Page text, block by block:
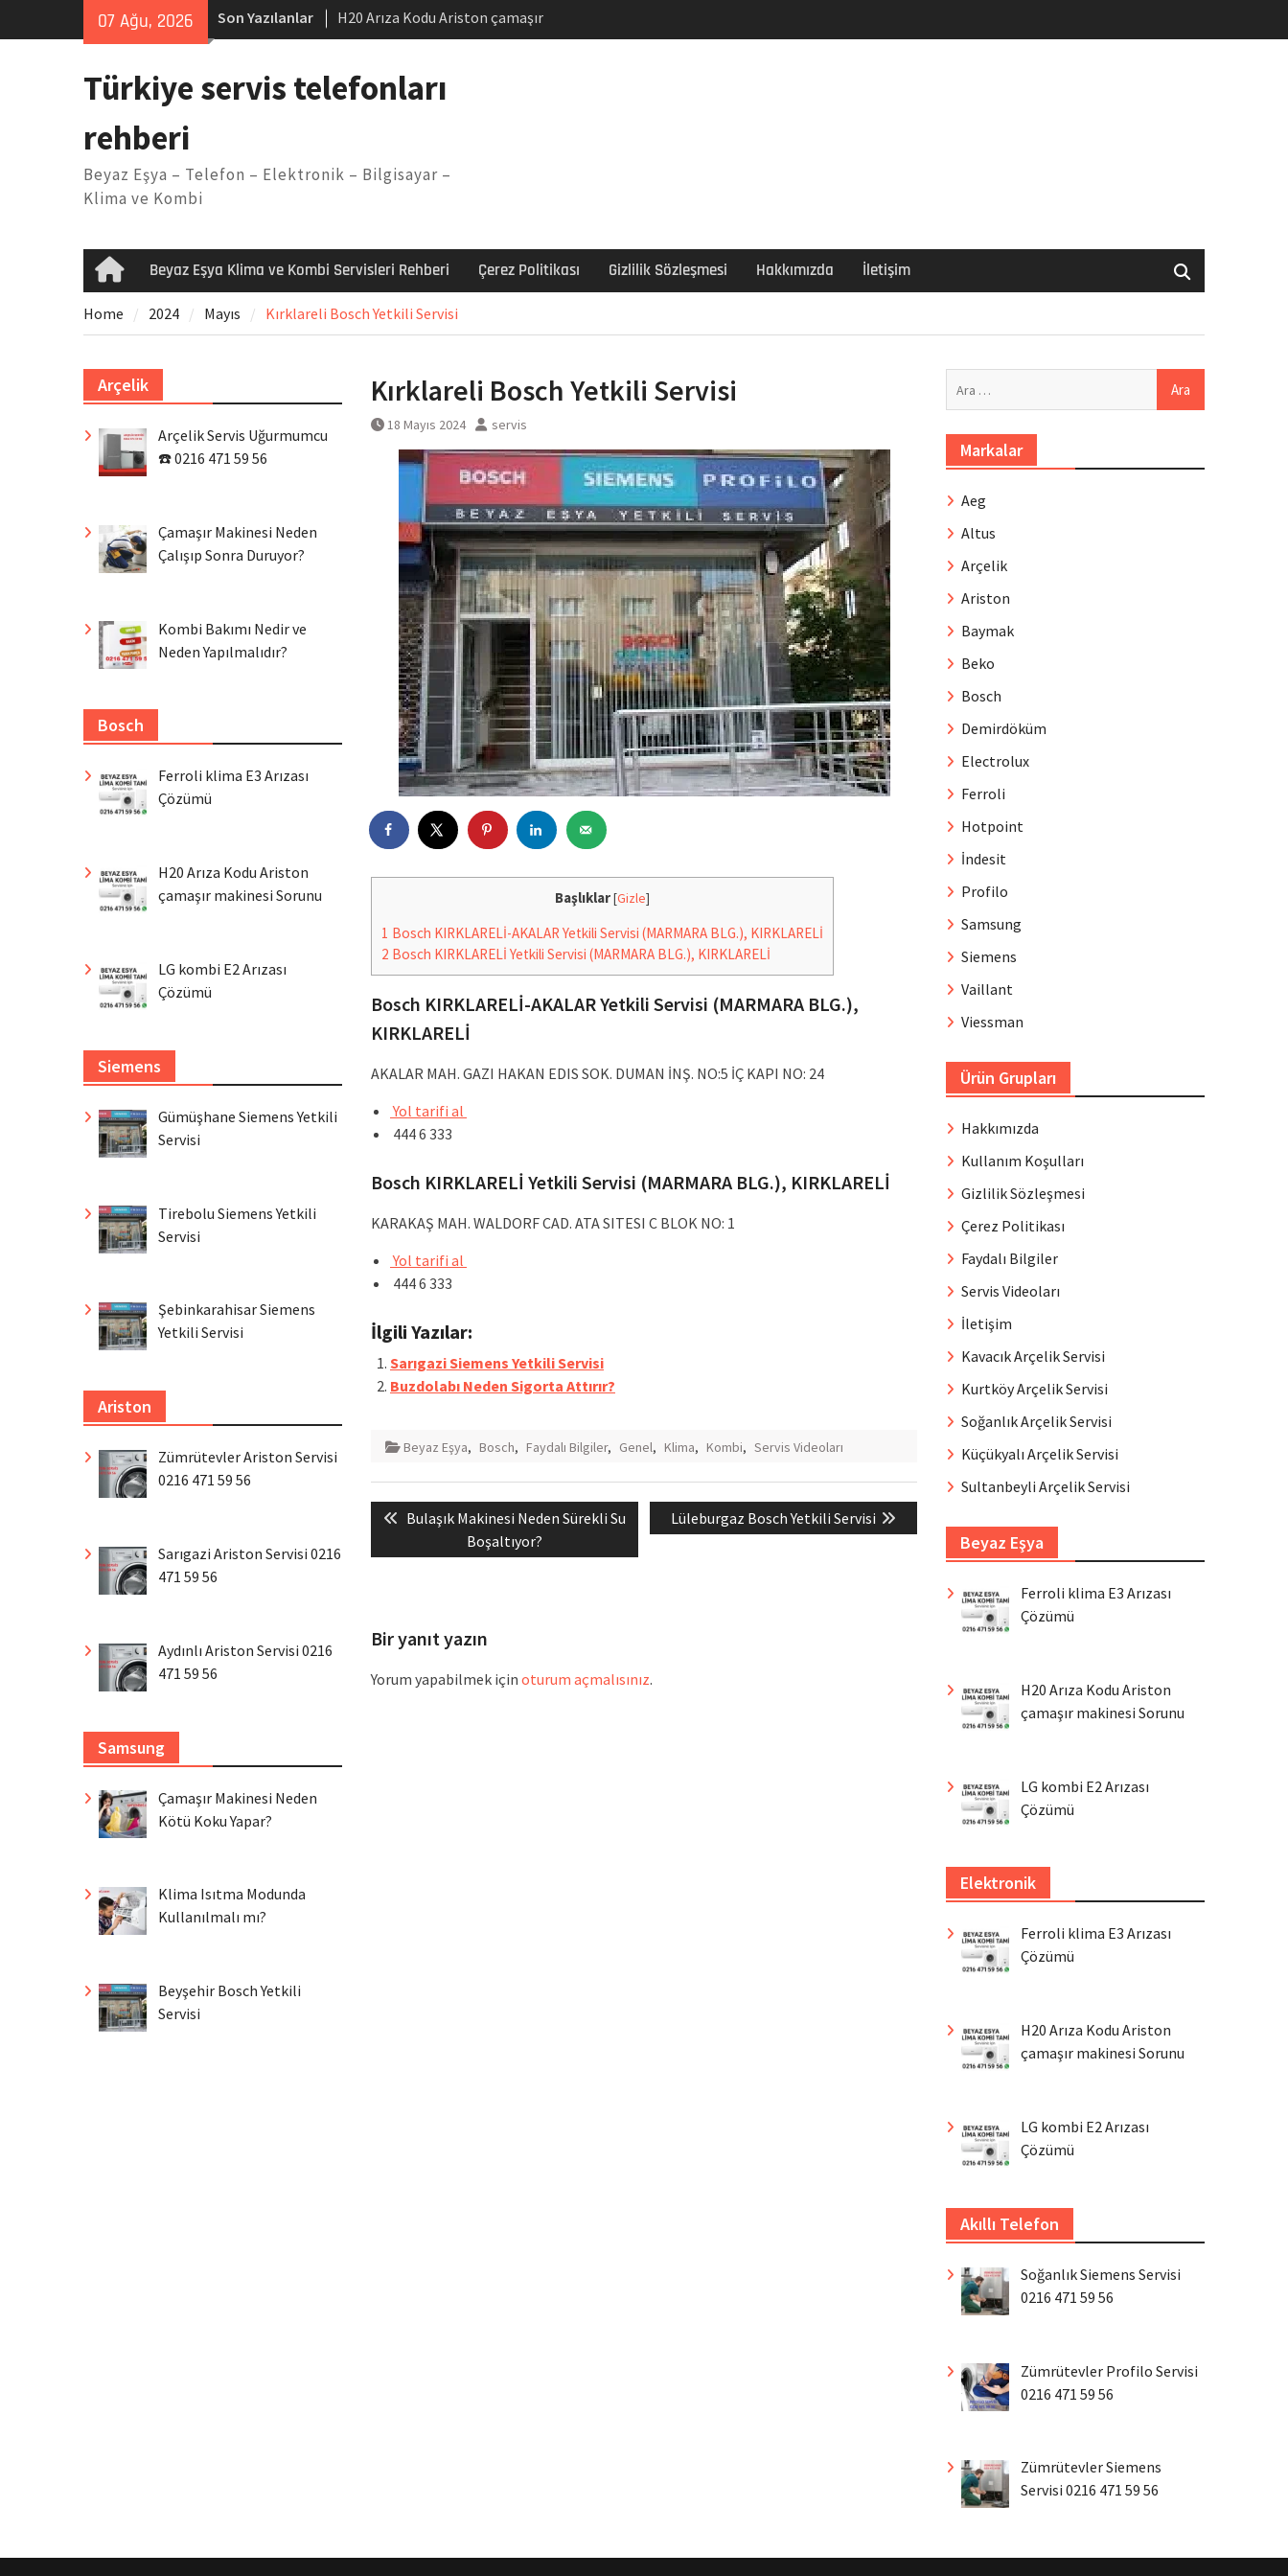
07 Ağu, 2026 Son Yazılanlar
H20 Arıza Kodu Ariston çamaşır
makinesi Sorunu
Arçelik buzdolabı F5 Hatası Çözüm
Ferroli klima E3 Arızası Çözümü
Türkiye servis telefonları
rehberi
Beyaz Eşya – Telefon – Elektronik – Bilgisayar –
Klima ve Kombi
HomeBeyaz Eşya Klima ve Kombi Servisleri Rehberi Çerez Politikası Gizlilik Sözleşmesi Hakkımızda İletişim
Home 2024 Mayıs Kırklareli Bosch Yetkili Servisi
Kırklareli Bosch Yetkili Servisi
18 Mayıs 2024 servis
Başlıklar[Gizle]
1 Bosch KIRKLARELİ-AKALAR Yetkili Servisi (MARMARA BLG.), KIRKLARELİ
2 Bosch KIRKLARELİ Yetkili Servisi (MARMARA BLG.), KIRKLARELİ
Bosch KIRKLARELİ-AKALAR Yetkili Servisi (MARMARA BLG.),
KIRKLARELİ
AKALAR MAH. GAZI HAKAN EDIS SOK. DUMAN İNŞ. NO:5 İÇ KAPI NO: 24
Yol tarifi al
444 6 333
Bosch KIRKLARELİ Yetkili Servisi (MARMARA BLG.), KIRKLARELİ
KARAKAŞ MAH. WALDORF CAD. ATA SITESI C BLOK NO: 1
Yol tarifi al
444 6 333
İlgili Yazılar:
Sarıgazi Siemens Yetkili Servisi
Buzdolabı Neden Sigorta Attırır?
Beyaz Eşya, Bosch, Faydalı Bilgiler, Genel, Klima, Kombi, Servis Videoları
Yazı
gezinmesi
Previous
Bulaşık Makinesi Neden Sürekli Su
Boşaltıyor?
Next
post:
Lüleburgaz Bosch Yetkili Servisi
Bir yanıt yazın
Yorum yapabilmek için oturum açmalısınız.
Markalar
Aeg
Altus
Arçelik
Ariston
Baymak
Beko
Bosch
Demirdöküm
Electrolux
Ferroli
Hotpoint
İndesit
Profilo
Samsung
Siemens
Vaillant
Viessman
Ürün Grupları
Hakkımızda
Kullanım Koşulları
Gizlilik Sözleşmesi
Çerez Politikası
Faydalı Bilgiler
Servis Videoları
İletişim
Kavacık Arçelik Servisi
Kurtköy Arçelik Servisi
Soğanlık Arçelik Servisi
Küçükyalı Arçelik Servisi
Sultanbeyli Arçelik Servisi
Beyaz Eşya
Ferroli klima E3 Arızası
Çözümü
H20 Arıza Kodu Ariston
çamaşır makinesi Sorunu
LG kombi E2 Arızası
Çözümü
Elektronik
Ferroli klima E3 Arızası
Çözümü
H20 Arıza Kodu Ariston
çamaşır makinesi Sorunu
LG kombi E2 Arızası
Çözümü
Akıllı Telefon
Soğanlık Siemens Servisi
0216 471 59 56
Zümrütevler Profilo Servisi
0216 471 59 56
Zümrütevler Siemens
Servisi 0216 471 59 56
Arçelik
Arçelik Servis Uğurmumcu
☎️ 0216 471 59 56
Çamaşır Makinesi Neden
Çalışıp Sonra Duruyor?
Kombi Bakımı Nedir ve
Neden Yapılmalıdır?
Bosch
Ferroli klima E3 Arızası
Çözümü
H20 Arıza Kodu Ariston
çamaşır makinesi Sorunu
LG kombi E2 Arızası
Çözümü
Siemens
Gümüşhane Siemens Yetkili
Servisi
Tirebolu Siemens Yetkili
Servisi
Şebinkarahisar Siemens
Yetkili Servisi
Ariston
Zümrütevler Ariston Servisi
0216 471 59 56
Sarıgazi Ariston Servisi 0216
471 59 56
Aydınlı Ariston Servisi 0216
471 59 56
Samsung
Çamaşır Makinesi Neden
Kötü Koku Yapar?
Klima Isıtma Modunda
Kullanılmalı mı?
Beyşehir Bosch Yetkili
Servisi